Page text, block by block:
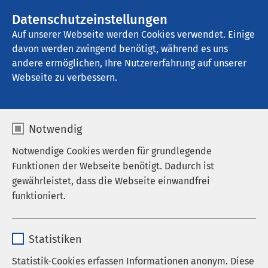
Datenschutzeinstellungen
Auf unserer Webseite werden Cookies verwendet. Einige
davon werden zwingend benötigt, während es uns
andere ermöglichen, Ihre Nutzererfahrung auf unserer
Webseite zu verbessern.
Notwendig
Notwendige Cookies werden für grundlegende
Funktionen der Webseite benötigt. Dadurch ist
gewährleistet, dass die Webseite einwandfrei
funktioniert.
Anbieter sgalinski
Statistiken
Statistik-Cookies erfassen Informationen anonym. Diese
AMEOS Poliklinikum Halberstadt
Allgemeinmedizin –
Gleimstraße
Die Praxis für Allgemeinmedizin (Hausarztpraxis) im
AMEOS Poliklinikum Halberstadt bietet die
hausärztliche Versorgung für Patientinnen und
Patienten aller Altersgruppen. Dr. med. Ines Frings,
Fachärztin für Allgemeinmedizin und Gerd